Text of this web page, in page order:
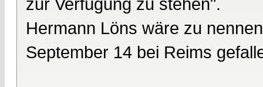
Hermann Löns wäre zu
September 14 bei Reims